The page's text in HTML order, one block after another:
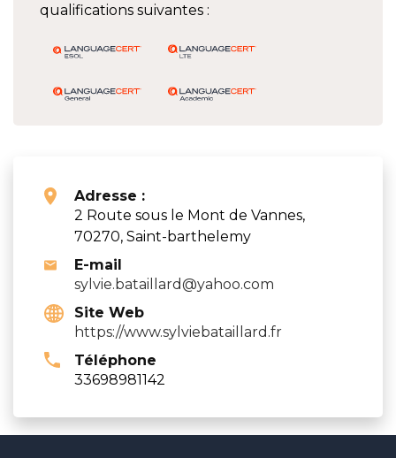
qualifications suivantes :
Adresse :
2 Route sous le Mont de Vannes,
70270, Saint-barthelemy
E-mail
sylvie.bataillard@yahoo.com
Site Web
https://www.sylviebataillard.fr
Téléphone
33698981142